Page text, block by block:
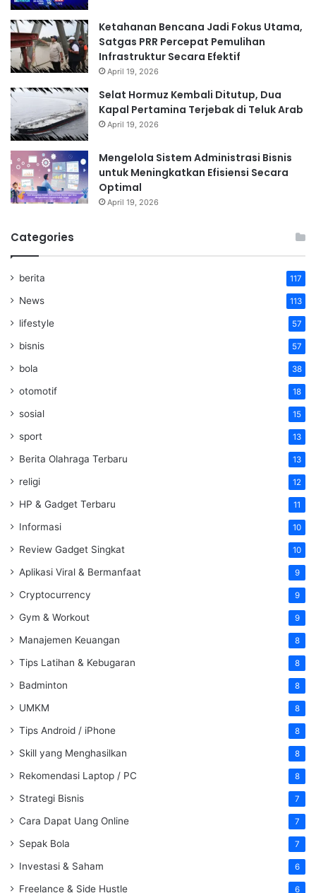
Ketahanan Bencana Jadi Fokus Utama,
Satgas PRR Percepat Pemulihan
Infrastruktur Secara Efektif
April 19, 2026
Selat Hormuz Kembali Ditutup, Dua
Kapal Pertamina Terjebak di Teluk Arab
April 19, 2026
Mengelola Sistem Administrasi Bisnis
untuk Meningkatkan Efisiensi Secara
Optimal
April 19, 2026
Categories
berita 117
News 113
lifestyle 57
bisnis 57
bola 38
otomotif 18
sosial 15
sport 13
Berita Olahraga Terbaru 13
religi 12
HP & Gadget Terbaru 11
Informasi 10
Review Gadget Singkat 10
Aplikasi Viral & Bermanfaat 9
Cryptocurrency 9
Gym & Workout 9
Manajemen Keuangan 8
Tips Latihan & Kebugaran 8
Badminton 8
UMKM 8
Tips Android / iPhone 8
Skill yang Menghasilkan 8
Rekomendasi Laptop / PC 8
Strategi Bisnis 7
Cara Dapat Uang Online 7
Sepak Bola 7
Investasi & Saham 6
Freelance & Side Hustle 6